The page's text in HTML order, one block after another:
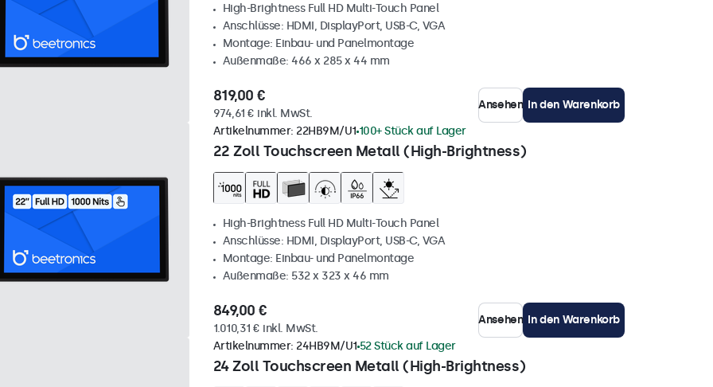
High-Brightness Full HD Multi-Touch Panel
Anschlüsse: HDMI, DisplayPort, USB-C, VGA
Montage: Einbau- und Panelmontage
Außenmaße: 466 x 285 x 44 mm
819,00 €
974,61 € inkl. MwSt.
Ansehen In den Warenkorb
22 Zoll Touchscreen Metall (High-Brightness)
Artikelnummer: 22HB9M/U1 100+ Stück auf Lager
High-Brightness Full HD Multi-Touch Panel
Anschlüsse: HDMI, DisplayPort, USB-C, VGA
Montage: Einbau- und Panelmontage
Außenmaße: 532 x 323 x 46 mm
849,00 €
1.010,31 € inkl. MwSt.
Ansehen In den Warenkorb
24 Zoll Touchscreen Metall (High-Brightness)
Artikelnummer: 24HB9M/U1 52 Stück auf Lager